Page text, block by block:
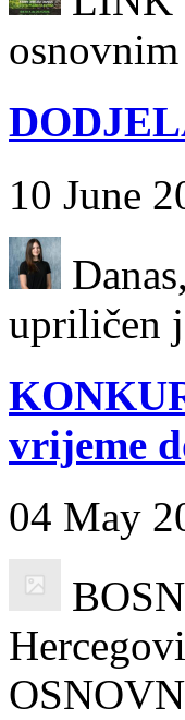
10 June
upriličen
vrijeme
04 May